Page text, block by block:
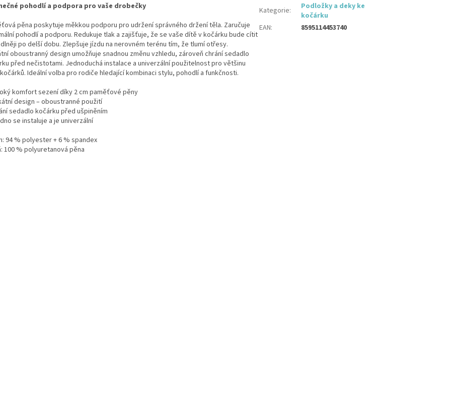
pohodlí a podpora pro vaše drobečky
pěna poskytuje měkkou podporu pro udržení správného držení těla. Zaručuje
pohodlí a podporu. Redukuje tlak a zajišťuje, že se vaše dítě v kočárku bude cítit
po delší dobu. Zlepšuje jízdu na nerovném terénu tím, že tlumí otřesy.
oboustranný design umožňuje snadnou změnu vzhledu, zároveň chrání sedadlo
před nečistotami. Jednoduchá instalace a univerzální použitelnost pro většinu
Ideální volba pro rodiče hledající kombinaci stylu, pohodlí a funkčnosti.
komfort sezení díky 2 cm paměťové pěny
design – oboustranné použití
sedadlo kočárku před ušpiněním
se instaluje a je univerzální
94 % polyester + 6 % spandex
100 % polyuretanová pěna
Kategorie:
Podložky a deky ke
kočárku
EAN: 8595114453740